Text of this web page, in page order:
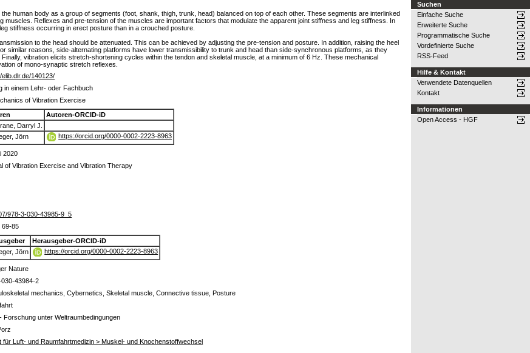
human body as a group of segments (foot, shank, thigh, trunk, head) balanced on top of each other. These segments are interlinked
Reflexes and pre-tension of the muscles are important factors that modulate the apparent joint stiffness and leg stiffness. In
stiffness occurring in erect posture than in a crouched posture.
to the head should be attenuated. This can be achieved by adjusting the pre-tension and posture. In addition, raising the heel
similar reasons, side-alternating platforms have lower transmissibility to trunk and head than side-synchronous platforms, as they
vibration elicits stretch-shortening cycles within the tendon and skeletal muscle, at a minimum of 6 Hz. These mechanical
of mono-synaptic stretch reflexes.
elib.dlr.de/140123/
in einem Lehr- oder Fachbuch
of Vibration Exercise
Autoren-ORCID-iD
Darryl J.
Jörn
https://orcid.org/0000-0002-2223-8963
2020
of Vibration Exercise and Vibration Therapy
978-3-030-43985-9_5
69-85
Herausgeber-ORCID-iD
Jörn
https://orcid.org/0000-0002-2223-8963
Nature
43984-2
mechanics, Cybernetics, Skeletal muscle, Connective tissue, Posture
Forschung unter Weltraumbedingungen
für Luft- und Raumfahrtmedizin > Muskel- und Knochenstoffwechsel
Suchen
Einfache Suche
Erweiterte Suche
Programmatische Suche
Vordefinierte Suche
RSS-Feed
Hilfe & Kontakt
Verwendete Datenquellen
Kontakt
Informationen
Open Access - HGF